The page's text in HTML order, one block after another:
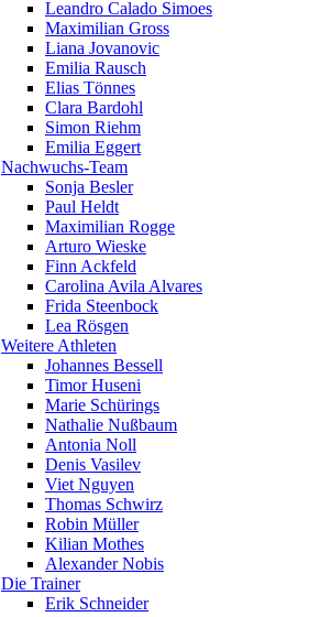
Leandro Calado Simoes
Maximilian Gross
Liana Jovanovic
Emilia Rausch
Elias Tönnes
Clara Bardohl
Simon Riehm
Emilia Eggert
Nachwuchs-Team
Sonja Besler
Paul Heldt
Maximilian Rogge
Arturo Wieske
Finn Ackfeld
Carolina Avila Alvares
Frida Steenbock
Lea Rösgen
Weitere Athleten
Johannes Bessell
Timor Huseni
Marie Schürings
Nathalie Nußbaum
Antonia Noll
Denis Vasilev
Viet Nguyen
Thomas Schwirz
Robin Müller
Kilian Mothes
Alexander Nobis
Die Trainer
Erik Schneider